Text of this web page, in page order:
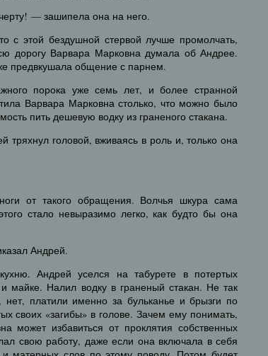
— зашипела она на него.
с этой бездушной стервой лучше промолчать,
дорогу Варвара Марковна думала об Андрее.
предвкушала общение с парнем.
порока уже семь лет, и более странной
Варвара Марковна столько, что можно было
пить дешевую водку из граненого стакана.
тряхнул головой, вживаясь в роль и, только она
от такого обращения. Волчья шкура сама
стало невыразимо легко, как будто бы она
Андрей.
Андрей уселся на табурете в потертых
майке. Налил водку в граненый стакан. Не так
нет, платили именно за бульканье и брызги по
своих «загибы» в голове. Зачем ему понимать,
может избавиться от проклятия собственных
свою работу, даже если она включала в себя